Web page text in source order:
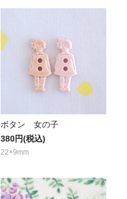
ボタン 女の子
380円(税込)
22×9mm